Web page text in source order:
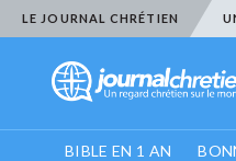
LE JOURNAL CHRÉTIEN
BIBLE EN 1 AN